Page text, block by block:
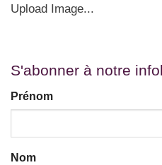
Upload Image...
S'abonner à notre
Prénom
Nom